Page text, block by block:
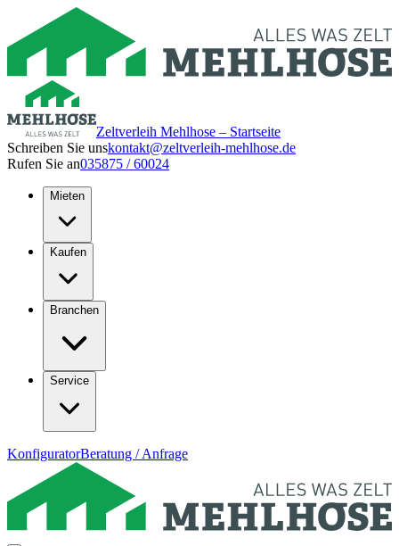
Zeltverleih Mehlhose – Startseite
Schreiben Sie unskontakt@zeltverleih-mehlhose.de
Rufen Sie an035875 / 60024
Mieten
Kaufen
Branchen
Service
KonfiguratorBeratung / Anfrage